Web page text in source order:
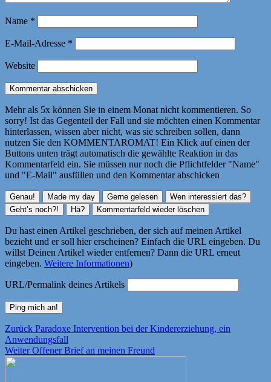
Name *
E-Mail-Adresse *
Website
Mehr als 5x können Sie in einem Monat nicht kommentieren. So
sorry! Ist das Gegenteil der Fall und sie möchten einen Kommentar
hinterlassen, wissen aber nicht, was sie schreiben sollen, dann
nutzen Sie den KOMMENTAROMAT! Ein Klick auf einen der
Buttons unten trägt automatisch die gewählte Reaktion in das
Kommentarfeld ein. Sie müssen nur noch die Pflichtfelder "Name"
und "E-Mail" ausfüllen und den Kommentar abschicken
Du hast einen Artikel geschrieben, der sich auf meinen Artikel
bezieht und er soll hier erscheinen? Einfach die URL eingeben. Du
willst Deinen Artikel wieder entfernen? Dann die URL erneut
eingeben. Weitere Informationen)
URL/Permalink deines Artikels
Beitragsnavigation
Zurück Vorheriger
Beitrag:
Paradoxe Intervention bei der Kindererziehung, ein
Anwendungsfall
Weiter Nächster
Offener Brief an meinen Freund